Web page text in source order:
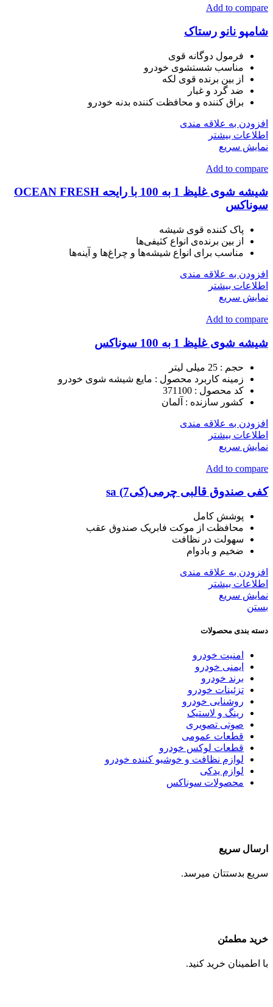
Add to compare
شامپو نانو رستاک
فرمول دوگانه قوی
مناسب شستشوی خودرو
از بین برنده قوی لکه
ضد گرد و غبار
براق کننده و محافظت کننده بدنه خودرو
افزودن به علاقه مندی
اطلاعات بیشتر
نمایش سریع
Add to compare
شیشه شوی غلیظ 1 به 100 با رایحه OCEAN FRESH
سوناکس
پاک کننده قوی شیشه
از بین برنده‌ی انواع کثیفی‌ها
مناسب برای انواع شیشه‌ها و چراغ‌ها و آینه‌ها
افزودن به علاقه مندی
اطلاعات بیشتر
نمایش سریع
Add to compare
شیشه شوی غلیظ 1 به 100 سوناکس
حجم : 25 میلی لیتر
زمینه کاربرد محصول : مایع شیشه شوی خودرو
کد محصول : 371100
کشور سازنده : آلمان
افزودن به علاقه مندی
اطلاعات بیشتر
نمایش سریع
Add to compare
کفی صندوق قالبی چرمی(کی7) sa
پوشش کامل
محافظت از موکت فابریک صندوق عقب
سهولت در نظافت
ضخیم و بادوام
افزودن به علاقه مندی
اطلاعات بیشتر
نمایش سریع
بستن
دسته بندی محصولات
امنیت خودرو
ایمنی خودرو
برند خودرو
تزئینات خودرو
روشنایی خودرو
رینگ و لاستیک
صوتی تصویری
قطعات عمومی
قطعات لوکس خودرو
لوازم نظافت و خوشبو کننده خودرو
لوازم یدکی
محصولات سوناکس
ارسال سریع
سریع بدستتان میرسد.
خرید مطمئن
با اطمینان خرید کنید.